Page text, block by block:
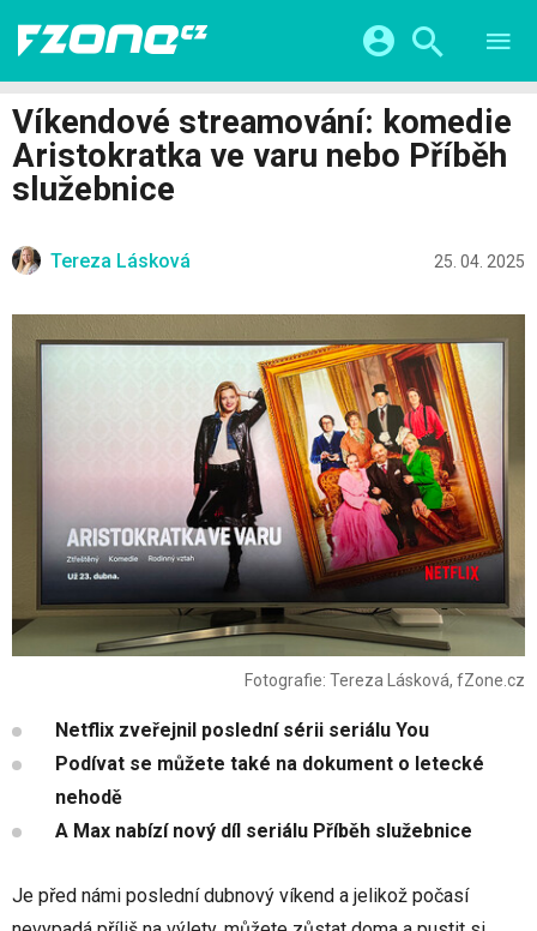
VIDEA
SERIÁLY
CHYTRÁ MĚSTA
ŽIVOT BUDOUCNOSTI
HRY A ZÁBAVA
Facebook Google
Víkendové streamování: komedie
Aristokratka ve varu nebo Příběh
služebnice
Tereza Lásková 25. 04. 2025
Fotografie: Tereza Lásková, fZone.cz
Netflix zveřejnil poslední sérii seriálu You
Podívat se můžete také na dokument o letecké
nehodě
A Max nabízí nový díl seriálu Příběh služebnice
Je před námi poslední dubnový víkend a jelikož počasí